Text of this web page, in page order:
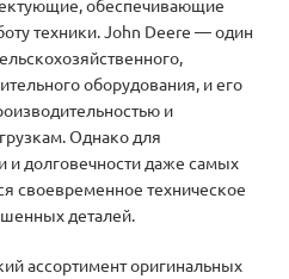
обеспечивающие
техники. John Deere — один
оборудования, и его
и
Однако для
долговечности даже самых
своевременное техническое
деталей.
ассортимент оригинальных